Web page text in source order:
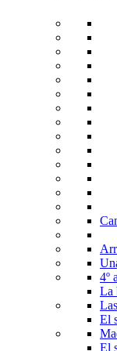
4º
La
El
El